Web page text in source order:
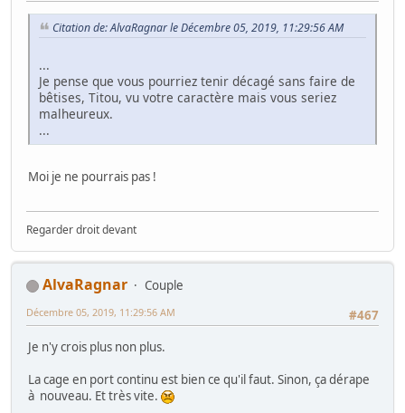
Citation de: AlvaRagnar le Décembre 05, 2019, 11:29:56 AM
...
Je pense que vous pourriez tenir décagé sans faire de
bêtises, Titou, vu votre caractère mais vous seriez
malheureux.
...
Moi je ne pourrais pas !
Regarder droit devant
AlvaRagnar
Couple
#467
Décembre 05, 2019, 11:29:56 AM
Je n'y crois plus non plus.
La cage en port continu est bien ce qu'il faut. Sinon, ça dérape
à nouveau. Et très vite.